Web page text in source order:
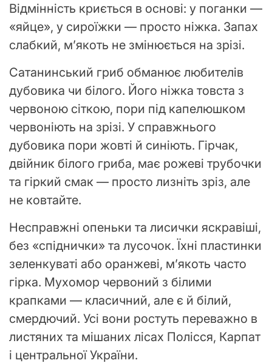
Відмінність криється в основі: у поганки —
«яйце», у сироїжки — просто ніжка. Запах
слабкий, м’якоть не змінюється на зрізі.
Сатанинський гриб обманює любителів
дубовика чи білого. Його ніжка товста з
червоною сіткою, пори під капелюшком
червоніють на зрізі. У справжнього
дубовика пори жовті й синіють. Гірчак,
двійник білого гриба, має рожеві трубочки
та гіркий смак — просто лизніть зріз, але
не ковтайте.
Несправжні опеньки та лисички яскравіші,
без «спіднички» та лусочок. Їхні пластинки
зеленкуваті або оранжеві, м’якоть часто
гірка. Мухомор червоний з білими
крапками — класичний, але є й білий,
смердючий. Усі вони ростуть переважно в
листяних та мішаних лісах Полісся, Карпат
і центральної України.